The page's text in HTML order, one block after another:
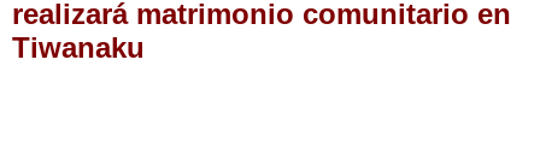
realizará matrimonio comunitario en
Tiwanaku